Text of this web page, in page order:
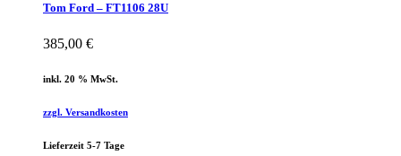
Tom Ford – FT1106 28U
385,00 €
inkl. 20 % MwSt.
zzgl. Versandkosten
Lieferzeit 5-7 Tage